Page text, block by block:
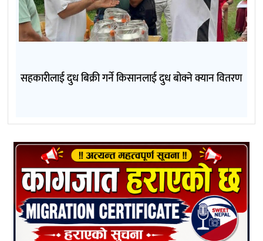
सहकारीलाई दुध बिक्री गर्ने किसानलाई दुध बोक्ने क्यान वितरण